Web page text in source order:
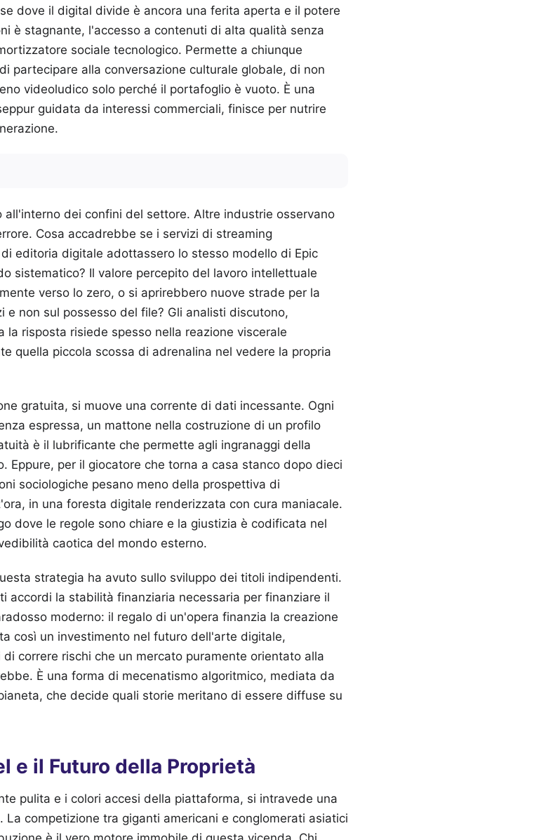
dove il digital divide è ancora una ferita aperta e il potere
è stagnante, l'accesso a contenuti di alta qualità senza
sociale tecnologico. Permette a chiunque
partecipare alla conversazione culturale globale, di non
videoludico solo perché il portafoglio è vuoto. È una
guidata da interessi commerciali, finisce per nutrire
all'interno dei confini del settore. Altre industrie osservano
Cosa accadrebbe se i servizi di streaming
editoria digitale adottassero lo stesso modello di Epic
sistematico? Il valore percepito del lavoro intellettuale
verso lo zero, o si aprirebbero nuove strade per la
e non sul possesso del file? Gli analisti discutono,
la risposta risiede spesso nella reazione viscerale
quella piccola scossa di adrenalina nel vedere la propria
gratuita, si muove una corrente di dati incessante. Ogni
espressa, un mattone nella costruzione di un profilo
è il lubrificante che permette agli ingranaggi della
Eppure, per il giocatore che torna a casa stanco dopo dieci
sociologiche pesano meno della prospettiva di
in una foresta digitale renderizzata con cura maniacale.
dove le regole sono chiare e la giustizia è codificata nel
caotica del mondo esterno.
strategia ha avuto sullo sviluppo dei titoli indipendenti.
accordi la stabilità finanziaria necessaria per finanziare il
moderno: il regalo di un'opera finanzia la creazione
così un investimento nel futuro dell'arte digitale,
correre rischi che un mercato puramente orientato alla
È una forma di mecenatismo algoritmico, mediata da
che decide quali storie meritano di essere diffuse su
e il Futuro della Proprietà
pulita e i colori accesi della piattaforma, si intravede una
competizione tra giganti americani e conglomerati asiatici